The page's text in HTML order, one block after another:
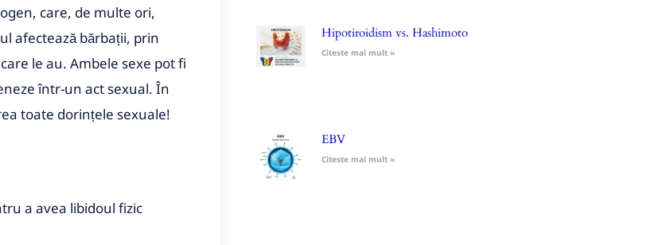
care, de multe ori,
afectează bărbații, prin
le au. Ambele sexe pot fi
într-un act sexual. În
toate dorințele sexuale!
a avea libidoul fizic
Hipotiroidism vs. Hashimoto
Citeste mai mult »
EBV
Citeste mai mult »